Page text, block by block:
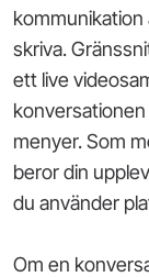
skriva.
ett live
menyer. Som
beror din
du använder
Om en